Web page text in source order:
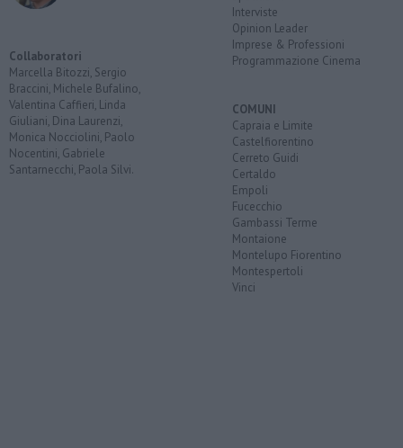
Collaboratori
Marcella Bitozzi, Sergio
Braccini, Michele Bufalino,
Valentina Caffieri, Linda
Giuliani, Dina Laurenzi,
Monica Nocciolini, Paolo
Nocentini, Gabriele
Santarnecchi, Paola Silvi.
Interviste
Opinion Leader
Imprese & Professioni
Programmazione Cinema
COMUNI
Capraia e Limite
Castelfiorentino
Cerreto Guidi
Certaldo
Empoli
Fucecchio
Gambassi Terme
Montaione
Montelupo Fiorentino
Montespertoli
Vinci